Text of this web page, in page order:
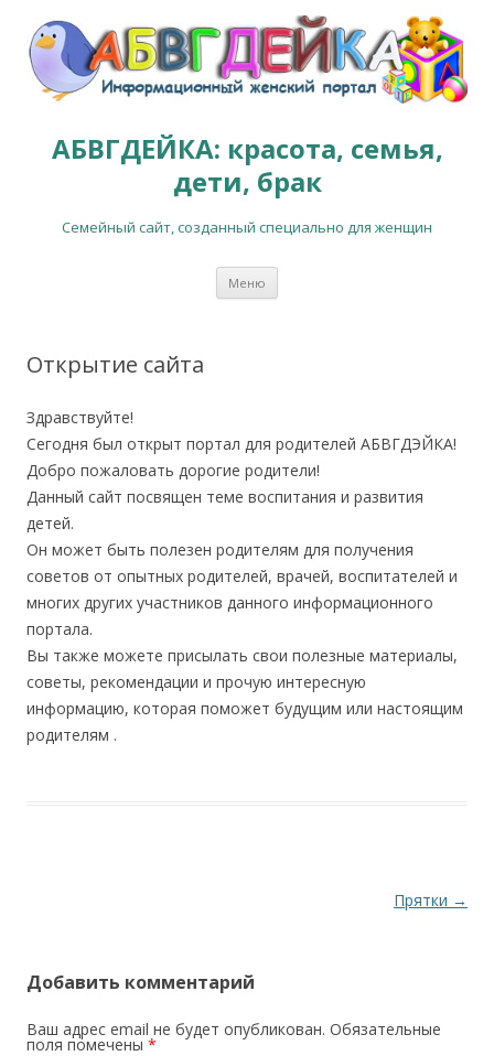
АБВГДЕЙКА: красота, семья,
дети, брак
Семейный сайт, созданный специально для женщин
Меню
Открытие сайта
Здравствуйте!
Сегодня был открыт портал для родителей АБВГДЭЙКА!
Добро пожаловать дорогие родители!
Данный сайт посвящен теме воспитания и развития
детей.
Он может быть полезен родителям для получения
советов от опытных родителей, врачей, воспитателей и
многих других участников данного информационного
портала.
Вы также можете присылать свои полезные материалы,
советы, рекомендации и прочую интересную
информацию, которая поможет будущим или настоящим
родителям .
Прятки →
Добавить комментарий
Ваш адрес email не будет опубликован. Обязательные
поля помечены *